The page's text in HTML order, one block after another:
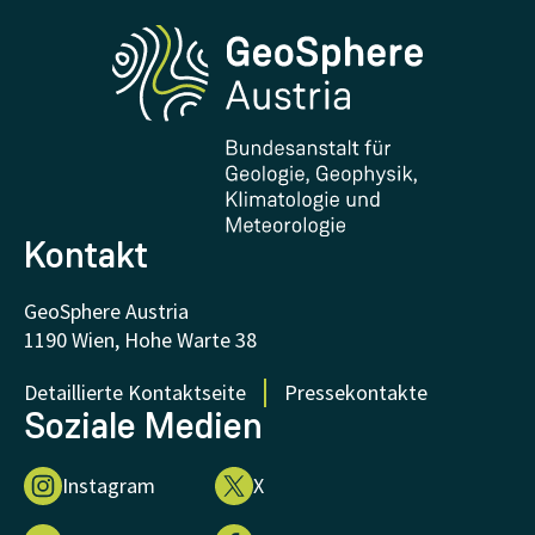
Kontakt und Besuch
Forschung und Kooperationen
Downloads
Zertifikate und Auszeichnungen
FAQ - Häufig gestellte Fragen
Forschung unterstützen
Phenowatch.at
Kontakt
GeoSphere Austria
1190 Wien, Hohe Warte 38
Detaillierte Kontaktseite
Pressekontakte
Soziale Medien
Instagram X